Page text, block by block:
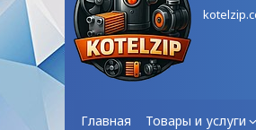
Главная Товары и услуги